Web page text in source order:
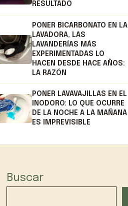
RESULTADO
PONER BICARBONATO EN LA
LAVADORA, LAS
LAVANDERÍAS MÁS
EXPERIMENTADAS LO
HACEN DESDE HACE AÑOS:
LA RAZÓN
PONER LAVAVAJILLAS EN EL
INODORO: LO QUE OCURRE
DE LA NOCHE A LA MAÑANA
ES IMPREVISIBLE
Buscar